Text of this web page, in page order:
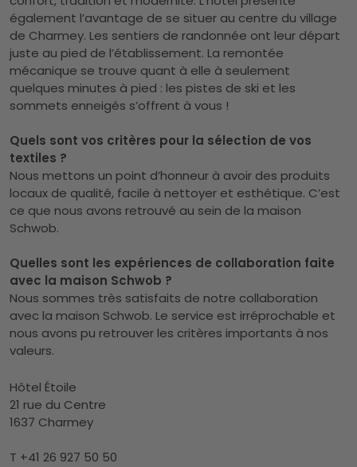
également l’avantage de se situer au centre du village
de Charmey. Les sentiers de randonnée ont leur départ
juste au pied de l’établissement. La remontée
mécanique se trouve quant à elle à seulement
quelques minutes à pied : les pistes de ski et les
sommets enneigés s’offrent à vous !
Quels sont vos critères pour la sélection de vos
textiles ?
Nous mettons un point d’honneur à avoir des produits
locaux de qualité, facile à nettoyer et esthétique. C’est
ce que nous avons retrouvé au sein de la maison
Schwob.
Quelles sont les expériences de collaboration faite
avec la maison Schwob ?
Nous sommes très satisfaits de notre collaboration
avec la maison Schwob. Le service est irréprochable et
nous avons pu retrouver les critères importants à nos
valeurs.
Hôtel Étoile
21 rue du Centre
1637 Charmey
T +41 26 927 50 50